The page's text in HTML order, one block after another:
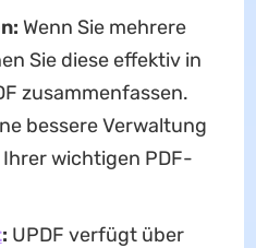
Wenn Sie mehrere
Sie diese effektiv in
zusammenfassen.
bessere Verwaltung
wichtigen PDF-
: UPDF verfügt über